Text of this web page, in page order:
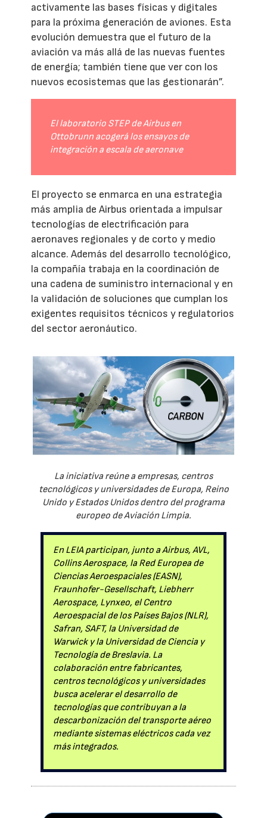
activamente las bases físicas y digitales
para la próxima generación de aviones. Esta
evolución demuestra que el futuro de la
aviación va más allá de las nuevas fuentes
de energía; también tiene que ver con los
nuevos ecosistemas que las gestionarán”.
El laboratorio STEP de Airbus en
Ottobrunn acogerá los ensayos de
integración a escala de aeronave
El proyecto se enmarca en una estrategia
más amplia de Airbus orientada a impulsar
tecnologías de electrificación para
aeronaves regionales y de corto y medio
alcance. Además del desarrollo tecnológico,
la compañía trabaja en la coordinación de
una cadena de suministro internacional y en
la validación de soluciones que cumplan los
exigentes requisitos técnicos y regulatorios
del sector aeronáutico.
La iniciativa reúne a empresas, centros
tecnológicos y universidades de Europa, Reino
Unido y Estados Unidos dentro del programa
europeo de Aviación Limpia.
En LEIA participan, junto a Airbus, AVL,
Collins Aerospace, la Red Europea de
Ciencias Aeroespaciales (EASN),
Fraunhofer-Gesellschaft, Liebherr
Aerospace, Lynxeo, el Centro
Aeroespacial de los Países Bajos (NLR),
Safran, SAFT, la Universidad de
Warwick y la Universidad de Ciencia y
Tecnología de Breslavia. La
colaboración entre fabricantes,
centros tecnológicos y universidades
busca acelerar el desarrollo de
tecnologías que contribuyan a la
descarbonización del transporte aéreo
mediante sistemas eléctricos cada vez
más integrados.